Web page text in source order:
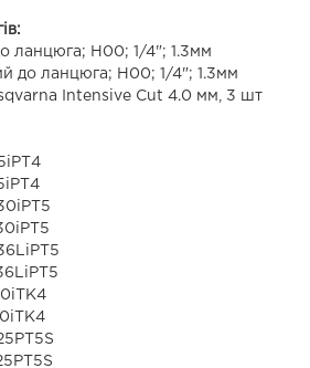
ланцюга; H00; 1/4"; 1.3мм
до ланцюга; H00; 1/4"; 1.3мм
Intensive Cut 4.0 мм, 3 шт